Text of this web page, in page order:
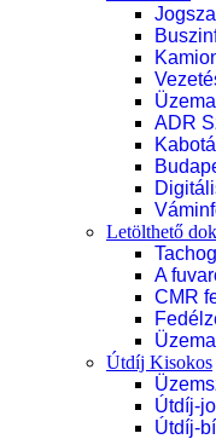
ADR
Letölthető
A
CMR
Útdíj Kisokos
Útdíj-
Útdíj-